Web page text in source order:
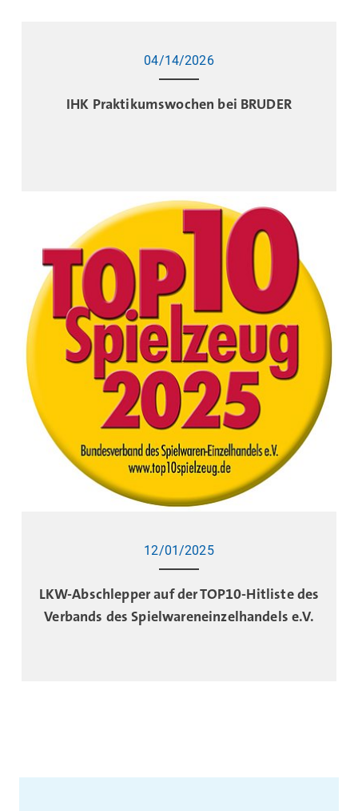
04/14/2026
IHK Praktikumswochen bei BRUDER
12/01/2025
LKW-Abschlepper auf der TOP10-Hitliste des
Verbands des Spielwareneinzelhandels e.V.